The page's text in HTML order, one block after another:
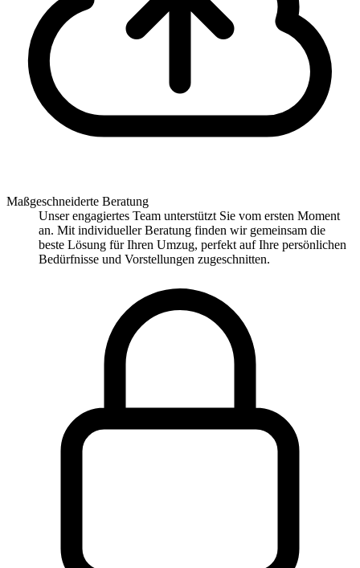
Maßgeschneiderte Beratung
Unser engagiertes Team unterstützt Sie vom ersten Moment
an. Mit individueller Beratung finden wir gemeinsam die
beste Lösung für Ihren Umzug, perfekt auf Ihre persönlichen
Bedürfnisse und Vorstellungen zugeschnitten.